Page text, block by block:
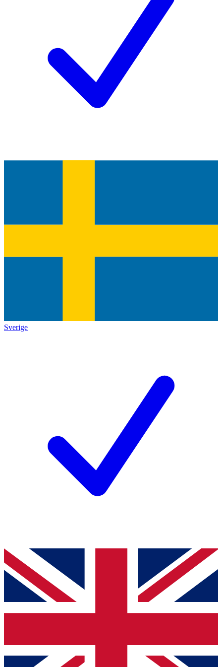
Sverige